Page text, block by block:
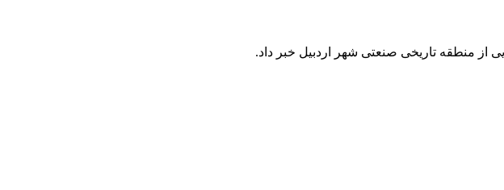
منطقه تاریخی صنعتی شهر اردبیل خبر داد.